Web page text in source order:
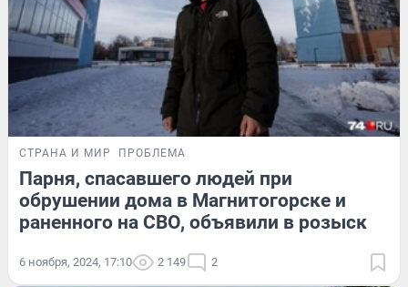
СТРАНА И МИР ПРОБЛЕМА
Парня, спасавшего людей при
обрушении дома в Магнитогорске и
раненного на СВО, объявили в розыск
6 ноября, 2024, 17:10 2 149 2